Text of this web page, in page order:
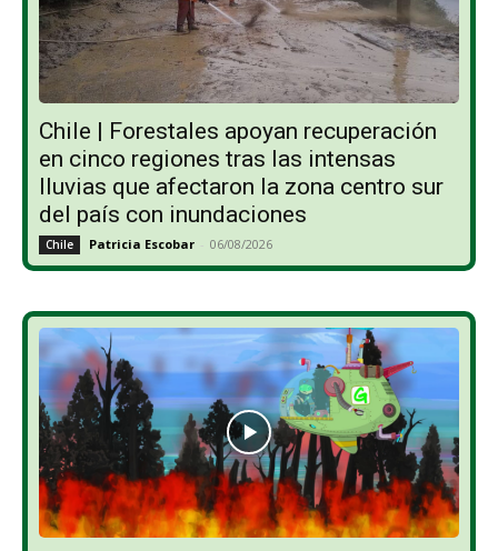
Chile | Forestales apoyan recuperación
en cinco regiones tras las intensas
lluvias que afectaron la zona centro sur
del país con inundaciones
Chile Patricia Escobar - 06/08/2026